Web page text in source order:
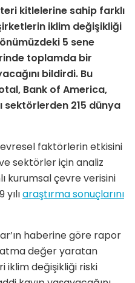
kitlelerine sahip farklı
iklim değişikliği
5 sene
toplamda bir
bildirdi. Bu
Bank of America,
sektörlerden 215 dünya
faktörlerin etkisini
sektörler için analiz
kurumsal çevre verisini
araştırma sonuçlarını
haberine göre rapor
değer yaratan
iklim değişikliği riski